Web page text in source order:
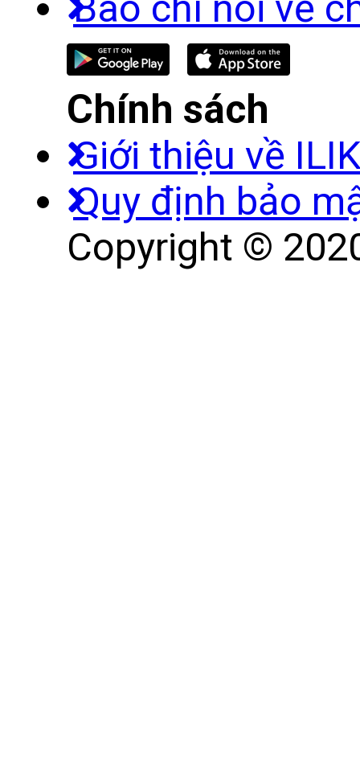
Chính sách
Giới thiệu về
Quy định bảo
Copyright ©